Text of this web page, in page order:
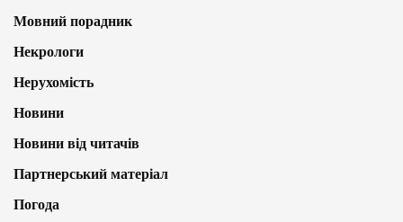
Мовний порадник
Некрологи
Нерухомість
Новини
Новини від читачів
Партнерський матеріал
Погода